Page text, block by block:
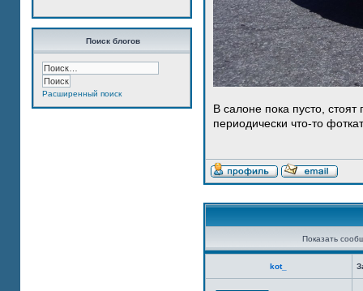
Поиск блогов
Расширенный поиск
В салоне пока пусто,
периодически что-то
Показать
kot_